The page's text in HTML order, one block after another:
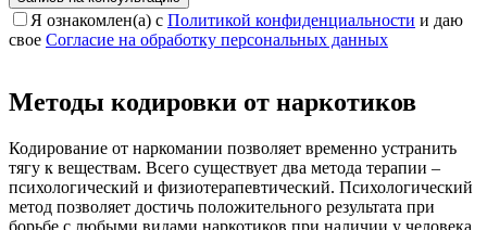
Я ознакомлен(а) с Политикой конфиденциальности и даю
свое Согласие на обработку персональных данных
Методы кодировки от наркотиков
Кодирование от наркомании позволяет временно устранить
тягу к веществам. Всего существует два метода терапии –
психологический и физиотерапевтический. Психологический
метод позволяет достичь положительного результата при
борьбе с любыми видами наркотиков при наличии у человека